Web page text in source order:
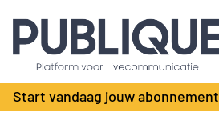
Industry Dashboard
Vacatures
Kalender
Producten
Bedrijvengids
Locatie Finder
Start vandaag jouw abonnement